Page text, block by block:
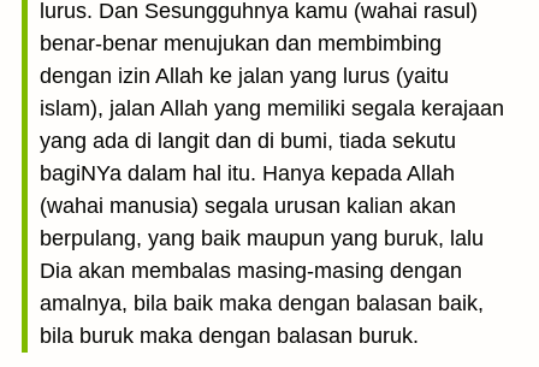
lurus. Dan Sesungguhnya kamu (wahai rasul)
benar-benar menujukan dan membimbing
dengan izin Allah ke jalan yang lurus (yaitu
islam), jalan Allah yang memiliki segala kerajaan
yang ada di langit dan di bumi, tiada sekutu
bagiNYa dalam hal itu. Hanya kepada Allah
(wahai manusia) segala urusan kalian akan
berpulang, yang baik maupun yang buruk, lalu
Dia akan membalas masing-masing dengan
amalnya, bila baik maka dengan balasan baik,
bila buruk maka dengan balasan buruk.